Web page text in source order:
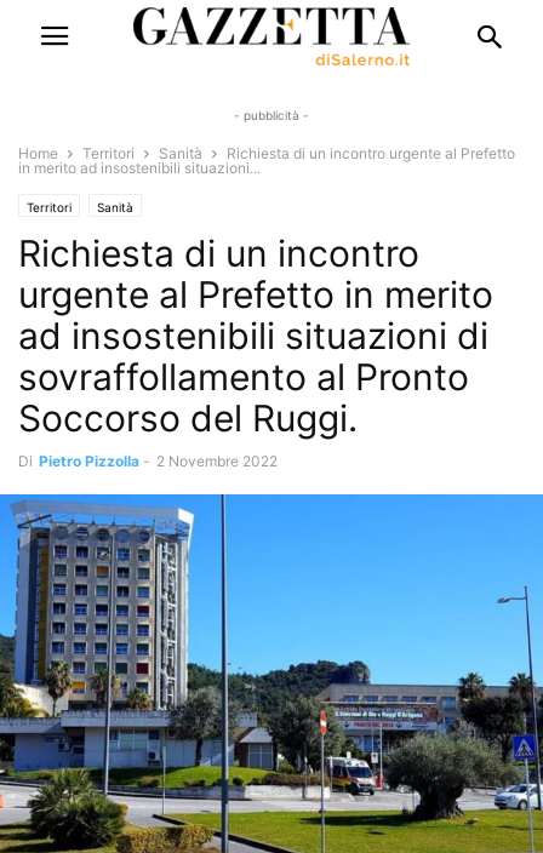
- pubblicità -
Home Territori Sanità
Richiesta di un incontro urgente al Prefetto
in merito ad insostenibili situazioni...
Territori Sanità
Richiesta di un incontro
urgente al Prefetto in merito
ad insostenibili situazioni di
sovraffollamento al Pronto
Soccorso del Ruggi.
Di Pietro Pizzolla - 2 Novembre 2022